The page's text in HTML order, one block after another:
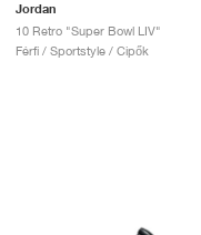
Jordan
10 Retro "Super Bowl LIV"
Férfi / Sportstyle / Cipők